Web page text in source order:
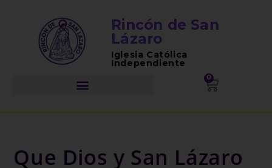
Rincón de San
Lázaro
Iglesia Católica
Independiente
0
Que Dios y San Lázaro